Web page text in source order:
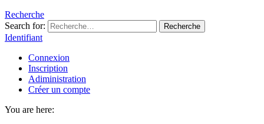
Recherche
Search for:
Recherche
Identifiant
Connexion
Inscription
Adiministration
Créer un compte
You are here: